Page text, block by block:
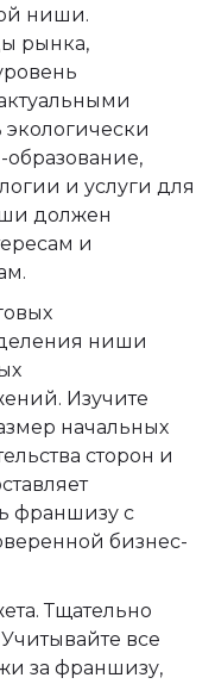
ниши.
рынка,
образование,
и услуги для
должен
и
ниши
Изучите
начальных
сторон и
франшизу с
бизнес-
Тщательно
все
за франшизу,